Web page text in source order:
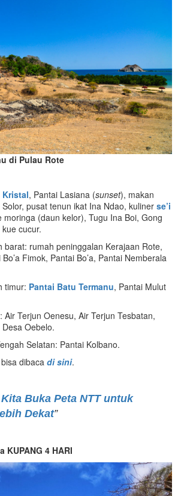
di Pulau Rote
Kristal, Pantai Lasiana (sunset), makan
pusat tenun ikat Ina Ndao, kuliner se’i
moringa (daun kelor), Tugu Ina Boi, Gong
cucur.
barat: rumah peninggalan Kerajaan Rote,
Fimok, Pantai Bo’a, Pantai Nemberala
timur: Pantai Batu Termanu, Pantai Mulut
Air Terjun Oenesu, Air Terjun Tesbatan,
Oebelo.
Selatan: Pantai Kolbano.
dibaca di sini.
Buka Peta NTT untuk
Dekat”
KUPANG 4 HARI